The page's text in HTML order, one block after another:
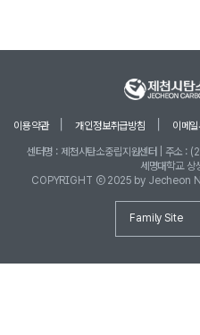
이용약관 개인정보취급방침 이메
센터명 : 제천시탄소중립지원센터 | 주소 :
세명대학교
COPYRIGHT ⓒ 2025 by Jecheon